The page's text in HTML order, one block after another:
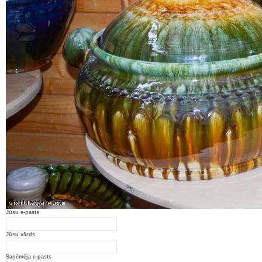
Jūsu e-pasts
Jūsu vārds
Saņēmēja e-pasts